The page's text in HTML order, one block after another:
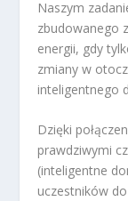
Naszym
zbudowanego
energii, gdy
zmiany w
inteligentnego
Dzięki
prawdziwymi
(inteligentne
uczestników